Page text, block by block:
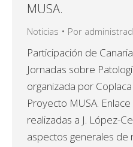
MUSA.
Noticias Por
Participación de
Jornadas sobre
organizada por
Proyecto MUSA.
realizadas a J. López-
aspectos generales de